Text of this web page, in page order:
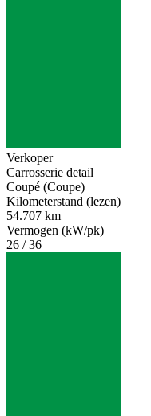
Verkoper
Carrosserie detail
Coupé (Coupe)
Kilometerstand (lezen)
54.707 km
Vermogen (kW/pk)
26 / 36